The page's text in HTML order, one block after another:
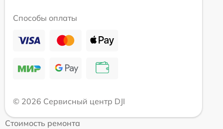
Способы оплаты
© 2026 Сервисный центр DJI
Стоимость ремонта